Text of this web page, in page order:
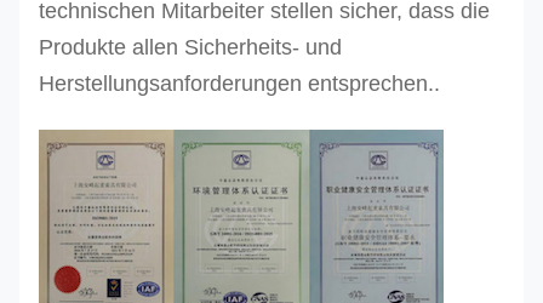
technischen Mitarbeiter stellen sicher, dass die
Produkte allen Sicherheits- und
Herstellungsanforderungen entsprechen..